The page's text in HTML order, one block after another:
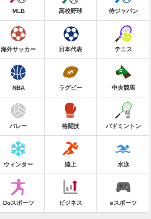
MLB 高校野球 侍ジャパン
海外サッカー 日本代表 テニス
NBA ラグビー 中央競馬
バレー 格闘技 バドミントン
ウィンター 陸上 水泳
Doスポーツ ビジネス eスポーツ